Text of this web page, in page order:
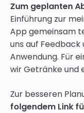
Zum geplanten
Einführung zur
App gemeinsam
uns auf
Anwendung. Für
wir Getränke und
Zur besseren
folgendem Link